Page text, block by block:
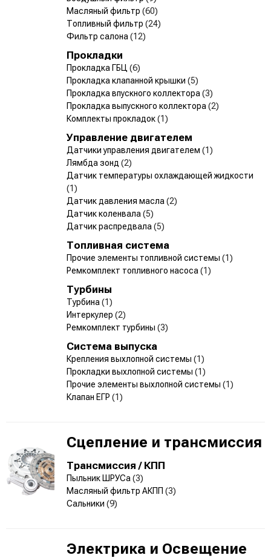
Масляный фильтр (60)
Топливный фильтр (24)
Фильтр салона (12)
Прокладки
Прокладка ГБЦ (6)
Прокладка клапанной крышки (5)
Прокладка впускного коллектора (3)
Прокладка выпускного коллектора (2)
Комплекты прокладок(1)
Управление двигателем
Датчики управления двигателем (1)
Лямбда зонд (2)
Датчик температуры охлаждающей жидкости
(1)
Датчик давления масла (2)
Датчик коленвала (5)
Датчик распредвала (5)
Топливная система
Прочие элементы топливной системы (1)
Ремкомплект топливного насоса (1)
Турбины
Турбина (1)
Интеркулер (2)
Ремкомплект турбины (3)
Система выпуска
Крепления выхлопной системы (1)
Прокладки выхлопной системы (1)
Прочие элементы выхлопной системы (1)
Клапан ЕГР (1)
Сцепление и трансмиссия
Трансмиссия / КПП
Пыльник ШРУСа (3)
Масляный фильтр АКПП (3)
Сальники (9)
Электрика и Освещение